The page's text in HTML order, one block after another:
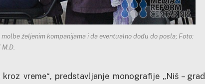
željenim kompanijama i da eventualno dođu do posla; Foto:
vreme“, predstavljanje monografije „Niš – grad